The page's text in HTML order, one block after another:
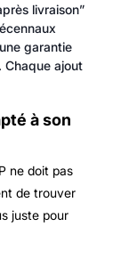
livraison”
garantie
Chaque ajout
à son
ne doit pas
de trouver
juste pour